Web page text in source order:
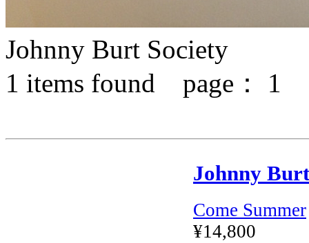
Johnny Burt Society
1 items found page： 1
Johnny
Come Summer
¥14,800